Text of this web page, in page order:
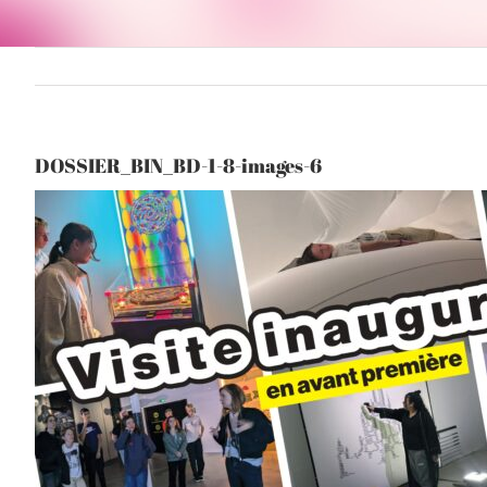
DOSSIER_BIN_BD-1-8-images-6